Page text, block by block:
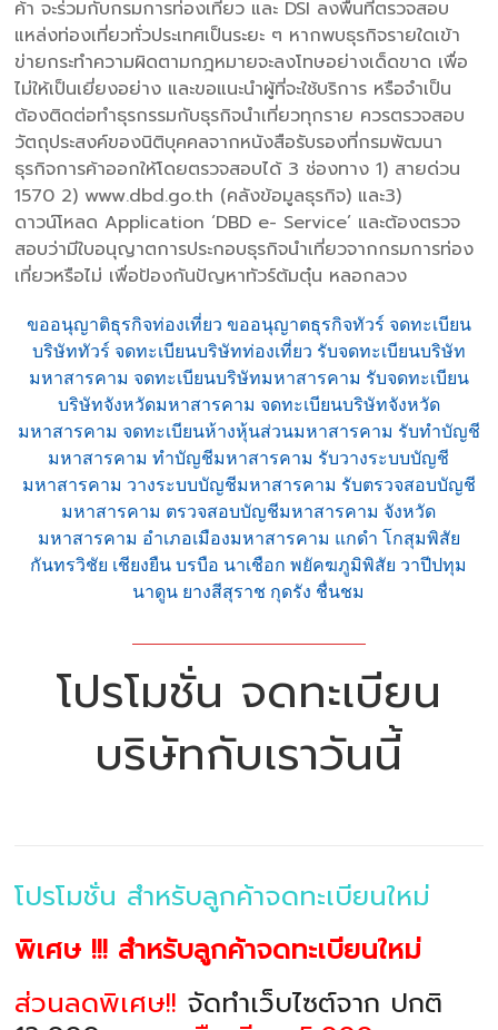
ค้า จะร่วมกับกรมการท่องเที่ยว และ DSI ลงพื้นที่ตรวจสอบ
แหล่งท่องเที่ยวทั่วประเทศเป็นระยะ ๆ หากพบธุรกิจรายใดเข้า
ข่ายกระทำความผิดตามกฎหมายจะลงโทษอย่างเด็ดขาด เพื่อ
ไม่ให้เป็นเยี่ยงอย่าง และขอแนะนำผู้ที่จะใช้บริการ หรือจำเป็น
ต้องติดต่อทำธุรกรรมกับธุรกิจนำเที่ยวทุกราย ควรตรวจสอบ
วัตถุประสงค์ของนิติบุคคลจากหนังสือรับรองที่กรมพัฒนา
ธุรกิจการค้าออกให้โดยตรวจสอบได้ 3 ช่องทาง 1) สายด่วน
1570 2) www.dbd.go.th (คลังข้อมูลธุรกิจ) และ3)
ดาวน์โหลด Application ‘DBD e- Service’ และต้องตรวจ
สอบว่ามีใบอนุญาตการประกอบธุรกิจนำเที่ยวจากกรมการท่อง
เที่ยวหรือไม่ เพื่อป้องกันปัญหาทัวร์ต้มตุ๋น หลอกลวง
ขออนุญาติธุรกิจท่องเที่ยว ขออนุญาตธุรกิจทัวร์ จดทะเบียน
บริษัททัวร์ จดทะเบียนบริษัทท่องเที่ยว รับจดทะเบียนบริษัท
มหาสารคาม จดทะเบียนบริษัทมหาสารคาม รับจดทะเบียน
บริษัทจังหวัดมหาสารคาม จดทะเบียนบริษัทจังหวัด
มหาสารคาม จดทะเบียนห้างหุ้นส่วนมหาสารคาม รับทำบัญชี
มหาสารคาม ทำบัญชีมหาสารคาม รับวางระบบบัญชี
มหาสารคาม วางระบบบัญชีมหาสารคาม รับตรวจสอบบัญชี
มหาสารคาม ตรวจสอบบัญชีมหาสารคาม จังหวัด
มหาสารคาม อำเภอเมืองมหาสารคาม แกดำ โกสุมพิสัย
กันทรวิชัย เชียงยืน บรบือ นาเชือก พยัคฆภูมิพิสัย วาปีปทุม
นาดูน ยางสีสุราช กุดรัง ชื่นชม
โปรโมชั่น จดทะเบียน
บริษัทกับเราวันนี้
โปรโมชั่น สำหรับลูกค้าจดทะเบียนใหม่
พิเศษ !!! สำหรับลูกค้าจดทะเบียนใหม่
ส่วนลดพิเศษ!! จัดทำเว็บไซต์จาก ปกติ